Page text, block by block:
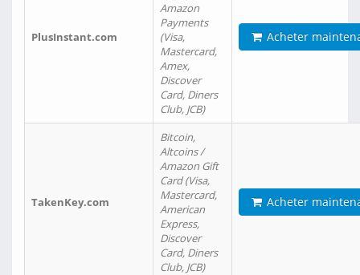
PlusInstant.com
Amazon
Payments
(Visa,
Mastercard,
Amex,
Discover
Card, Diners
Club, JCB)
Acheter
TakenKey.com
Bitcoin,
Altcoins /
Amazon Gift
Card (Visa,
Mastercard,
American
Express,
Discover
Card, Diners
Club, JCB)
Acheter